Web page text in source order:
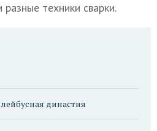
техники сварки.
династия